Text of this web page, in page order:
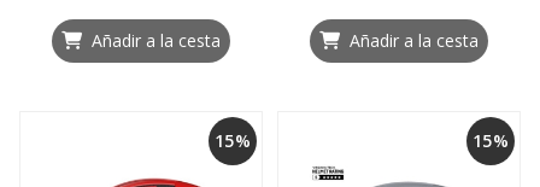
Añadir a la cesta Añadir a la cesta
15% 15%